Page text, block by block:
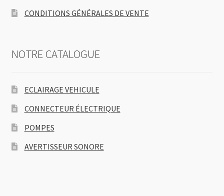
CONDITIONS GÉNÉRALES DE VENTE
NOTRE CATALOGUE
ECLAIRAGE VEHICULE
CONNECTEUR ÉLECTRIQUE
POMPES
AVERTISSEUR SONORE